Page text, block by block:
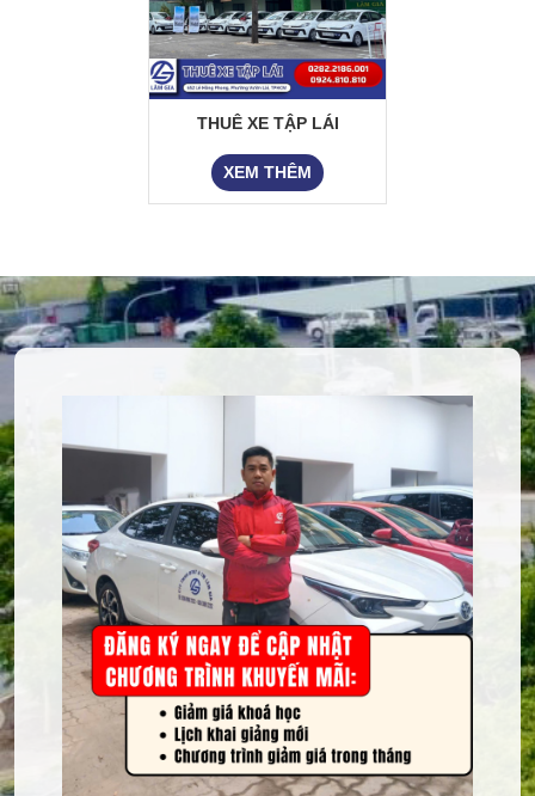
THUÊ XE TẬP LÁI
XEM THÊM